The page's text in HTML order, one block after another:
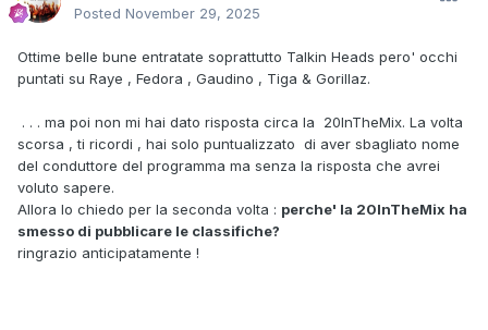
Posted November 29, 2025
Ottime belle bune entratate soprattutto Talkin Heads pero' occhi
puntati su Raye , Fedora , Gaudino , Tiga & Gorillaz.
. . . ma poi non mi hai dato risposta circa la 20InTheMix. La volta
scorsa , ti ricordi , hai solo puntualizzato di aver sbagliato nome
del conduttore del programma ma senza la risposta che avrei
voluto sapere.
Allora lo chiedo per la seconda volta : perche' la 20InTheMix ha
smesso di pubblicare le classifiche?
ringrazio anticipatamente !